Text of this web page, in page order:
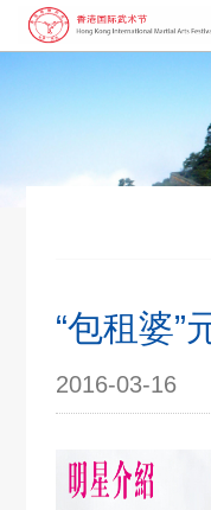
“包租婆”
2016-03-16